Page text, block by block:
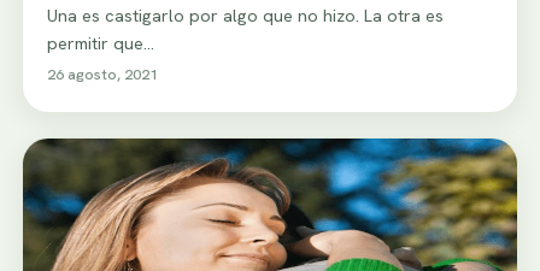
Una es castigarlo por algo que no hizo. La otra es
permitir que…
26 agosto, 2021